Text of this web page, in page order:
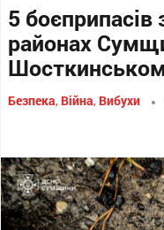
5
районах
Безпека, Війна, Вибухи